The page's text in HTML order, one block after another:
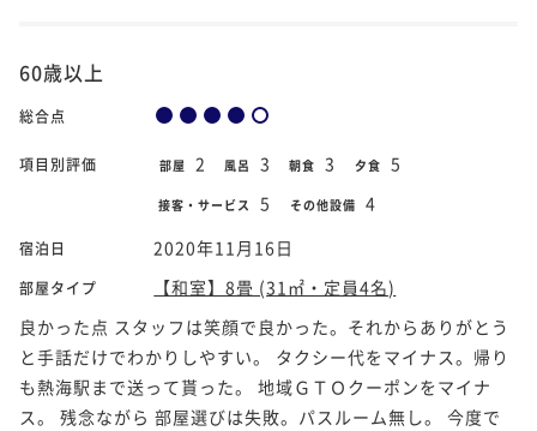
60歳以上
総合点
項目別評価 部屋 2 風呂 3 朝食 3 夕食 5
接客・サービス 5 その他設備 4
宿泊日 2020年11月16日
部屋タイプ
【和室】8畳 (31㎡・定員4名)
良かった点 スタッフは笑顔で良かった。それからありがとう
と手話だけでわかりしやすい。 タクシー代をマイナス。帰り
も熱海駅まで送って貰った。 地域ＧＴＯクーポンをマイナ
ス。 残念ながら 部屋選びは失敗。パスルーム無し。 今度で